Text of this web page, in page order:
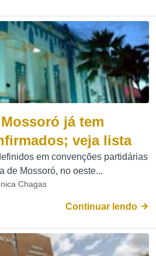
já tem
veja lista
em convenções partidárias
de Mossoró, no oeste...
Chagas
Continuar lendo